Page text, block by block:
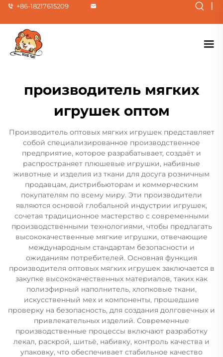
+86-18217615209 |
производитель мягких
игрушек оптом
Производитель оптовых мягких игрушек представляет
собой специализированное производственное
предприятие, которое разрабатывает, создаёт и
распространяет плюшевые игрушки, набивные
животные и изделия из ткани для досуга розничным
продавцам, дистрибьюторам и коммерческим
покупателям по всему миру. Эти производители
являются основой глобальной индустрии игрушек,
сочетая традиционное мастерство с современными
производственными технологиями, чтобы предлагать
высококачественные мягкие игрушки, отвечающие
международным стандартам безопасности и
ожиданиям потребителей. Основная функция
производителя оптовых мягких игрушек заключается в
закупке высококачественных материалов, таких как
полиэфирный наполнитель, хлопковые ткани,
искусственный мех и компоненты, прошедшие
проверку на безопасность, для создания долговечных и
привлекательных изделий. Современные
производственные процессы включают разработку
лекал, раскрой, шитьё, набивку, контроль качества и
упаковку, что обеспечивает стабильное качество